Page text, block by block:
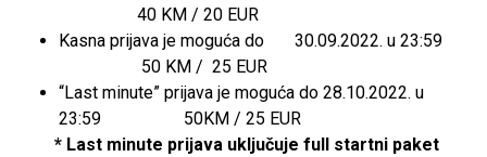
40 KM / 20 EUR
Kasna prijava je moguća do 30.09.2022. u 23:59
50 KM / 25 EUR
“Last minute” prijava je moguća do 28.10.2022. u
23:59 50KM / 25 EUR
* Last minute prijava uključuje full startni paket